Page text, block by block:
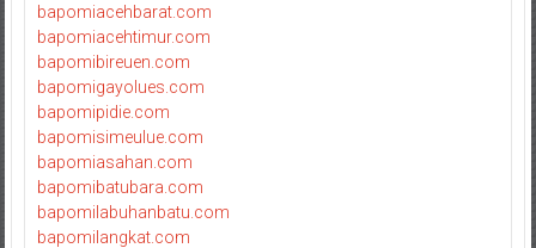
bapomiacehbarat.com
bapomiacehtimur.com
bapomibireuen.com
bapomigayolues.com
bapomipidie.com
bapomisimeulue.com
bapomiasahan.com
bapomibatubara.com
bapomilabuhanbatu.com
bapomilangkat.com